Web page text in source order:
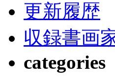
更新履歴
収録書画
categories